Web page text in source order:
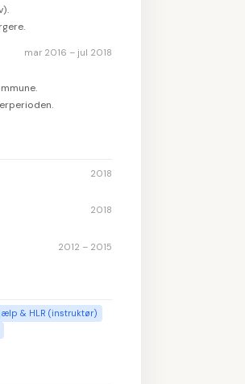
mar 2016 – jul 2018
2018
2018
2012 – 2015
& HLR (instruktør)